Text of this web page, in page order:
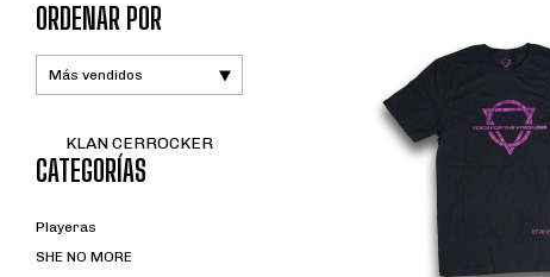
ORDENAR POR
KLAN CERROCKER
CATEGORÍAS
Playeras
SHE NO MORE